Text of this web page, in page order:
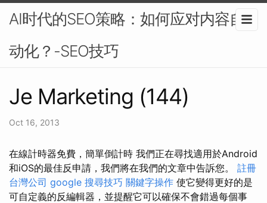
AI时代的SEO策略：如何应对内容自
动化？-SEO技巧
Je Marketing (144)
Oct 16, 2013
在線計時器免費，簡單倒計時 我們正在尋找適用於Android
和iOS的最佳反申請，我們將在我們的文章中告訴您。 註冊
台灣公司 google 搜尋技巧 關鍵字操作 使它變得更好的是
可自定義的反編輯器，並提醒它可以確保不會錯過每個事